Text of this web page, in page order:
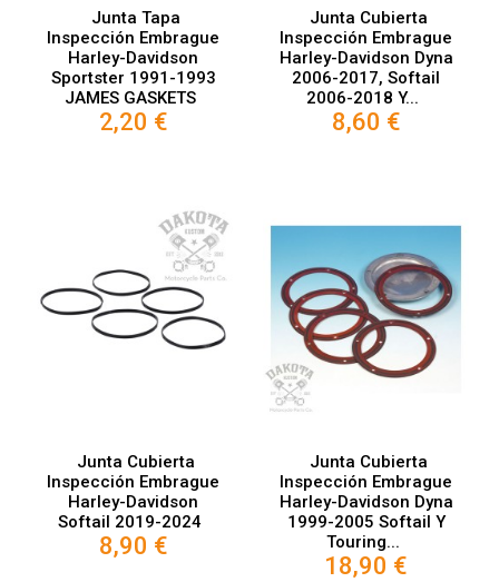
Junta Tapa
Inspección Embrague
Harley-Davidson
Sportster 1991-1993
JAMES GASKETS
2,20 €
Junta Cubierta
Inspección Embrague
Harley-Davidson Dyna
2006-2017, Softail
2006-2018 Y...
8,60 €
Junta Cubierta
Inspección Embrague
Harley-Davidson
Softail 2019-2024
8,90 €
Junta Cubierta
Inspección Embrague
Harley-Davidson Dyna
1999-2005 Softail Y
Touring...
18,90 €